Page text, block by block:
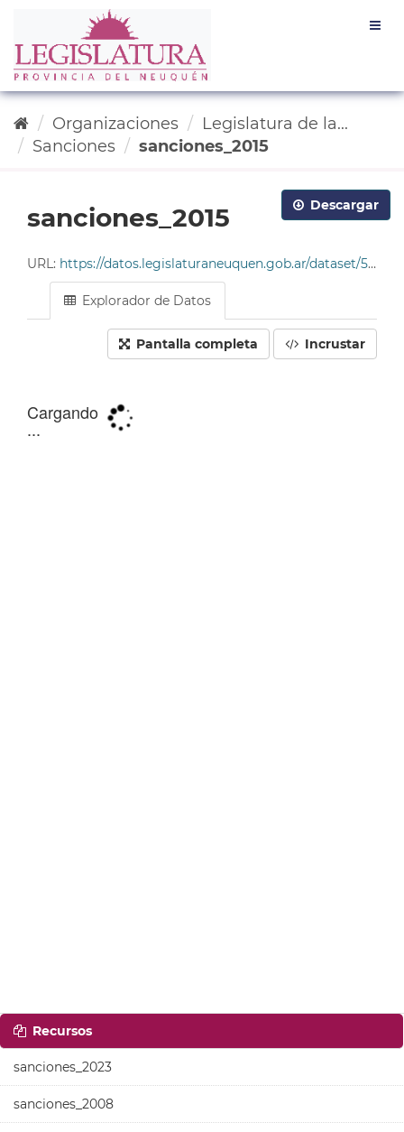
contenido
Organizaciones
Legislatura de la...
Sanciones
sanciones_2015
Descargar
sanciones_2015
URL: https://datos.legislaturaneuquen.gob.ar/dataset/585c96da-4678-49cf-9ddc-e2c93214563b/resource/784ec817-04cb-4acc-bbab-24f2b739541b/download/tabla_sanciones_2015.csv
Explorador de Datos
Pantalla completa Incrustar
Recursos
sanciones_2023
sanciones_2008